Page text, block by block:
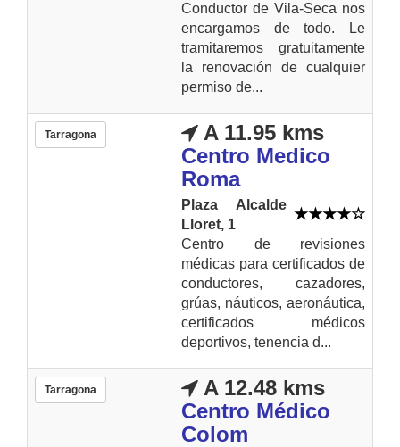
Conductor de Vila-Seca nos
encargamos de todo. Le
tramitaremos gratuitamente
la renovación de cualquier
permiso de...
Tarragona
A 11.95 kms
Centro Medico
Roma
Plaza Alcalde
Lloret, 1
Centro de revisiones
médicas para certificados de
conductores, cazadores,
grúas, náuticos, aeronáutica,
certificados médicos
deportivos, tenencia d...
Tarragona
A 12.48 kms
Centro Médico
Colom